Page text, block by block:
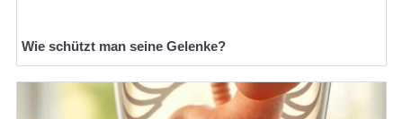
Wie schützt man seine Gelenke?